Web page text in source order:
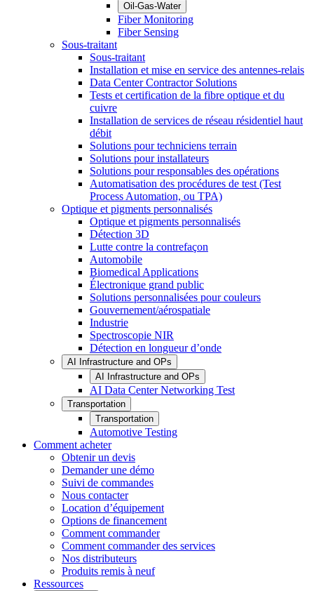
Oil-Gas-Water
Fiber Monitoring
Fiber Sensing
Sous-traitant
Sous-traitant
Installation et mise en service des antennes-relais
Data Center Contractor Solutions
Tests et certification de la fibre optique et du
cuivre
Installation de services de réseau résidentiel haut
débit
Solutions pour techniciens terrain
Solutions pour installateurs
Solutions pour responsables des opérations
Automatisation des procédures de test (Test
Process Automation, ou TPA)
Optique et pigments personnalisés
Optique et pigments personnalisés
Détection 3D
Lutte contre la contrefaçon
Automobile
Biomedical Applications
Électronique grand public
Solutions personnalisées pour couleurs
Gouvernement/aérospatiale
Industrie
Spectroscopie NIR
Détection en longueur d’onde
AI Infrastructure and OPs
AI Infrastructure and OPs
AI Data Center Networking Test
Transportation
Transportation
Automotive Testing
Comment acheter
Obtenir un devis
Demander une démo
Suivi de commandes
Nous contacter
Location d’équipement
Options de financement
Comment commander
Comment commander des services
Nos distributeurs
Produits remis à neuf
Ressources